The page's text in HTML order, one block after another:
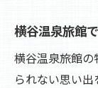
横谷温泉旅館
横谷温泉旅館
られない思い